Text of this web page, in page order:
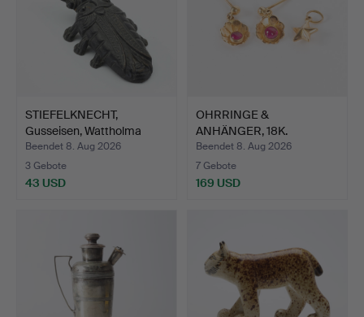
STIEFELKNECHT,
Gusseisen, Wattholma
Bruk, …
Beendet 8. Aug 2026
3 Gebote
43 USD
OHRRINGE &
ANHÄNGER, 18K.
Beendet 8. Aug 2026
7 Gebote
169 USD